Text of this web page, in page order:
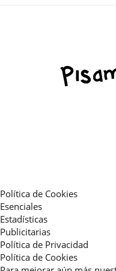
Política de Cookies
Esenciales
Estadísticas
Publicitarias
Política de Privacidad
Política de Cookies